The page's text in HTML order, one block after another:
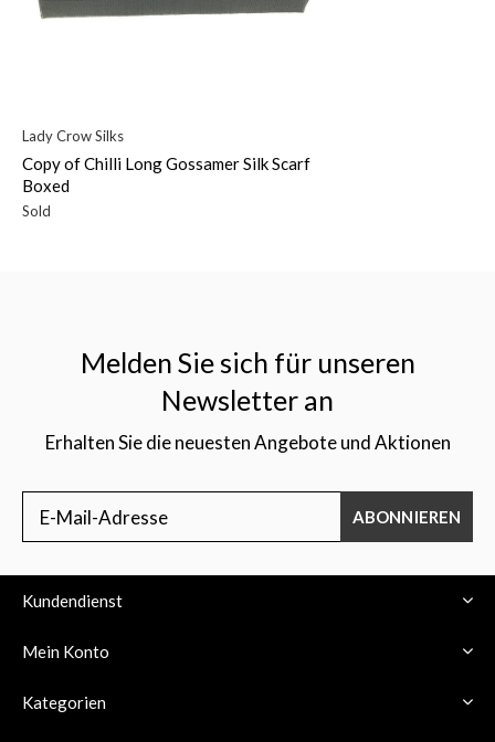
Lady Crow Silks
Copy of Chilli Long Gossamer Silk Scarf
Boxed
Sold
Melden Sie sich für unseren
Newsletter an
Erhalten Sie die neuesten Angebote und Aktionen
ABONNIEREN
Kundendienst
Mein Konto
Kategorien